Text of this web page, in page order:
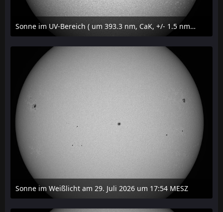
Sonne im UV-Bereich ( um 393.3 nm, CaK, +/- 1.5 nm) am 29. Juli 2026 um 17:59 MESZ
31. Juli 2026 um 20:03
Sonne im Weißlicht am 29. Juli 2026 um 17:54 MESZ
31. Juli 2026 um 20:03